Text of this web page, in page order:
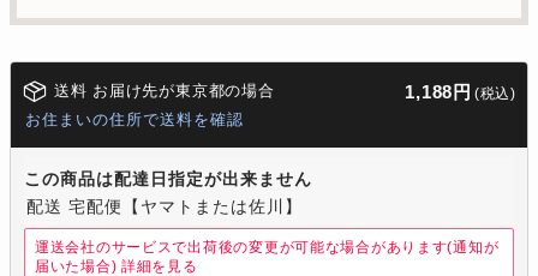
送料 お届け先が東京都の場合 1,188円 (税込)
お住まいの住所で送料を確認
この商品は配達日指定が出来ません
配送 宅配便【ヤマトまたは佐川】
運送会社のサービスで出荷後の変更が可能な場合があります(通知が
届いた場合) 詳細を見る